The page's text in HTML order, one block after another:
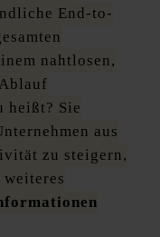
End-to-
nahtlosen,
heißt? Sie
aus
zu steigern,